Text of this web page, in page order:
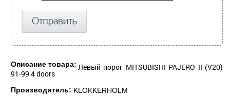
Описание товара: Левый порог MITSUBISHI PAJERO II (V20)
91-99 4 doors
Производитель: KLOKKERHOLM